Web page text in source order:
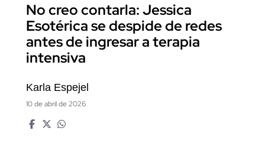
No creo contarla: Jessica
Esotérica se despide de redes
antes de ingresar a terapia
intensiva
Karla Espejel
10 de abril de 2026